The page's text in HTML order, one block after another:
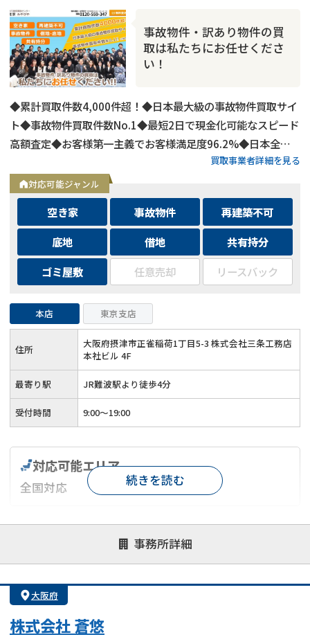
事故物件・訳あり物件の買
取は私たちにお任せくださ
い！
◆累計買取件数4,000件超！◆日本最大級の事故物件買取サイ
ト◆事故物件買取件数No.1◆最短2日で現金化可能なスピード
高額査定◆お客様第一主義でお客様満足度96.2%◆日本全国
買取事業者詳細を見る
対応可能ジャンル
空き家 事故物件
再建築不可
底地
借地
共有持分
ゴミ屋敷
任意売却 リースバック
本店 東京支店
住所
大阪府摂津市正雀稲荷1丁目5-3 株式会社三条工務店
本社ビル 4F
最寄り駅 JR難波駅より徒歩4分
受付時間 9:00～19:00
事務所詳細
対応可能エリア
全国対応
対応が親身 オンライン面談可能
レスポンスが早い
1億円以上の買取可
続きを読む
大阪府
株式会社 蒼悠